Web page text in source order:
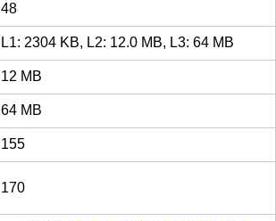
48
L1: 2304 KB, L2: 12.0 MB, L3: 64 MB
12 MB
64 MB
155
170